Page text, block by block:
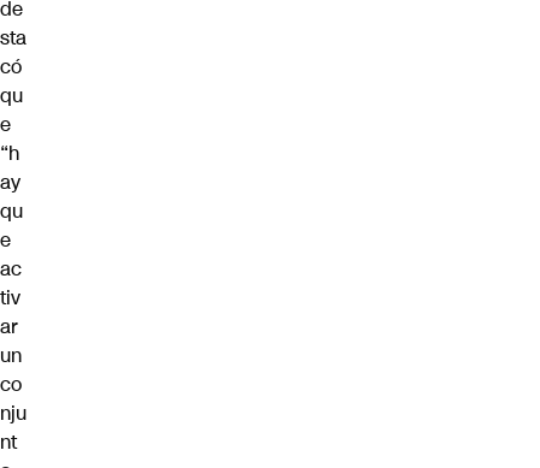
de
sta
có
qu
e
“h
ay
qu
e
ac
tiv
ar
un
co
nju
nt